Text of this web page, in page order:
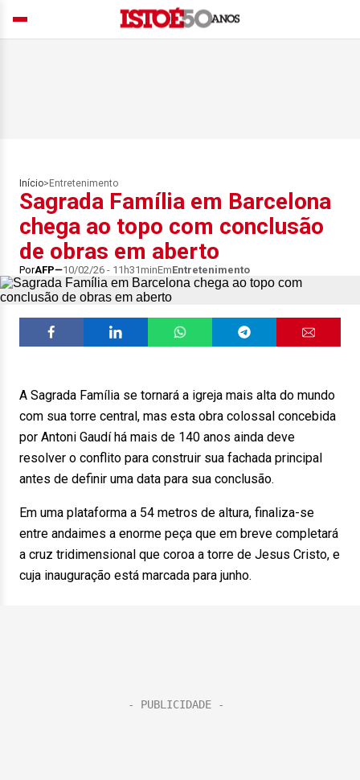
Início> Entretenimento
Sagrada Família em Barcelona
chega ao topo com conclusão
de obras em aberto
PorAFP 10/02/26 - 11h31minEmEntretenimento
A Sagrada Família se tornará a igreja mais alta do mundo
com sua torre central, mas esta obra colossal concebida
por Antoni Gaudí há mais de 140 anos ainda deve
resolver o conflito para construir sua fachada principal
antes de definir uma data para sua conclusão.
Em uma plataforma a 54 metros de altura, finaliza-se
entre andaimes a enorme peça que em breve completará
a cruz tridimensional que coroa a torre de Jesus Cristo, e
cuja inauguração está marcada para junho.